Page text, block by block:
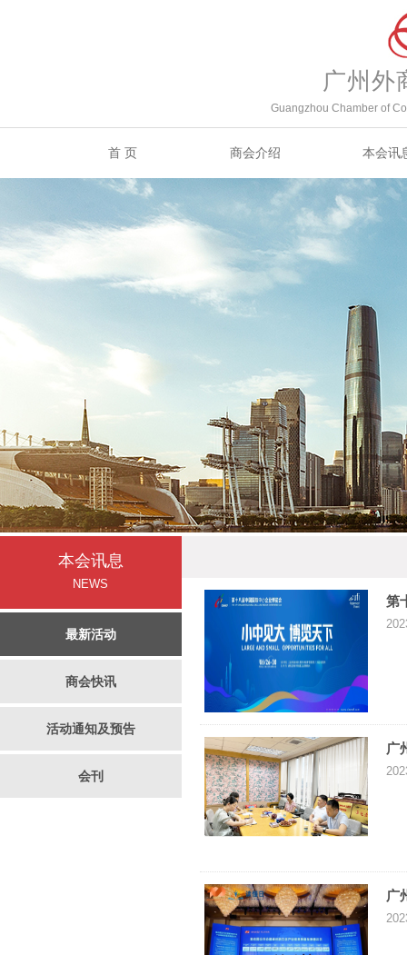
广州外
Guangzhou Chamber of
首 页 商会介绍 本会讯
本会讯息
NEWS
最新活动
商会快讯
活动通知及预告
会刊
第
广
广